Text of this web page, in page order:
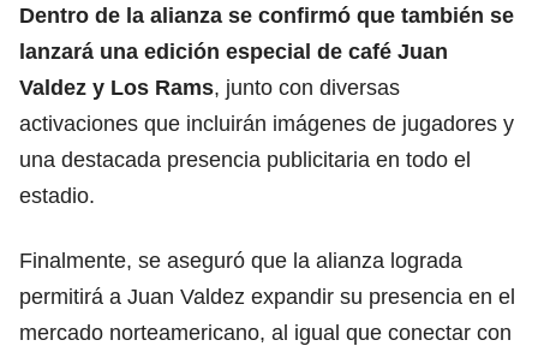
Dentro de la alianza se confirmó que también se
lanzará una edición especial de café Juan
Valdez y Los Rams, junto con diversas
activaciones que incluirán imágenes de jugadores y
una destacada presencia publicitaria en todo el
estadio.
Finalmente, se aseguró que la alianza lograda
permitirá a Juan Valdez expandir su presencia en el
mercado norteamericano, al igual que conectar con